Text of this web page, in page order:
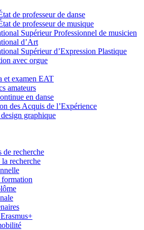
de professeur de danse
de professeur de musique
Supérieur Professionnel de musicien
d’Art
Supérieur d’Expression Plastique
avec orgue
et examen EAT
amateurs
en danse
des Acquis de l’Expérience
graphique
de recherche
recherche